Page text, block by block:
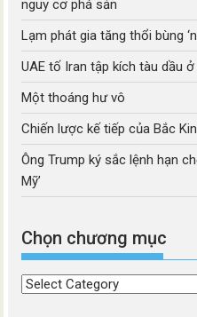
nguy cơ phá sản
Lạm phát gia tăng thổi bùng
UAE tố Iran tập kích tàu dầu
Một thoáng hư vô
Chiến lược kế tiếp của Bắc
Ông Trump ký sắc lệnh hạn
Mỹ’
Chọn chương mục
Chọn